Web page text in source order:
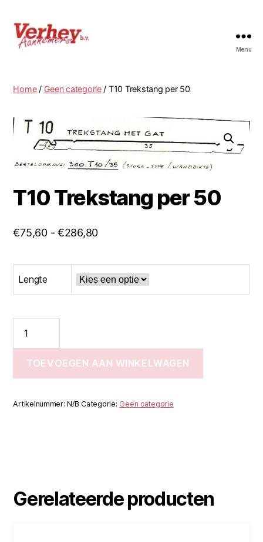
Matab
Menu
Home/ Geen categorie/ T10 Trekstang per 50
T10 Trekstang per 50
€75,60 - €286,80Prijsklasse:
tot
€286,80
Lengte
Trekstang
per
aantal
TOEVOEGEN AAN WINKELWAGEN
Artikelnummer:N/B Categorie: Geen categorie
Gerelateerde producten